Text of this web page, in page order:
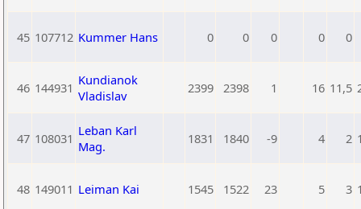
45 107712 Kummer Hans 0 0 0 0 0
46 144931 Kundianok
Vladislav
2399 2398 1 16 11,5
47 108031 Leban Karl
Mag.
1831 1840 -9 4 2
48 149011 Leiman Kai 1545 1522 23 5 3